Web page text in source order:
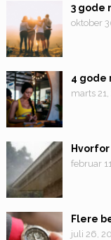
3 gode
oktober
4 gode
marts
februar
Flere
juli 26,